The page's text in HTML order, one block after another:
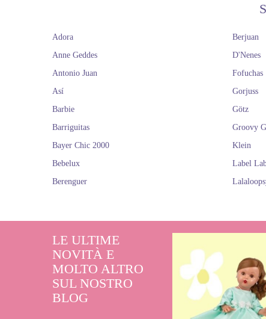
Adora
Anne Geddes
Antonio Juan
Así
Barbie
Barriguitas
Bayer Chic 2000
Bebelux
Berenguer
Berjuan
D'Nenes
Fofuchas
Gorjuss
Götz
Groovy
Klein
Label
LE ULTIME
NOVITÀ E
MOLTO ALTRO
SUL NOSTRO
BLOG